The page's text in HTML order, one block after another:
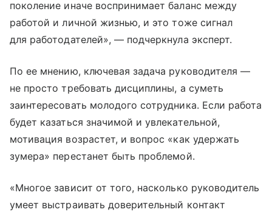
поколение иначе воспринимает баланс между
работой и личной жизнью, и это тоже сигнал
для работодателей», — подчеркнула эксперт.
По ее мнению, ключевая задача руководителя —
не просто требовать дисциплины, а суметь
заинтересовать молодого сотрудника. Если работа
будет казаться значимой и увлекательной,
мотивация возрастет, и вопрос «как удержать
зумера» перестанет быть проблемой.
«Многое зависит от того, насколько руководитель
умеет выстраивать доверительный контакт